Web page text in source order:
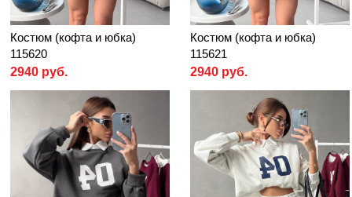
Костюм (кофта и юбка)
115620
2940 руб.
Костюм (кофта и юбка)
115621
2940 руб.